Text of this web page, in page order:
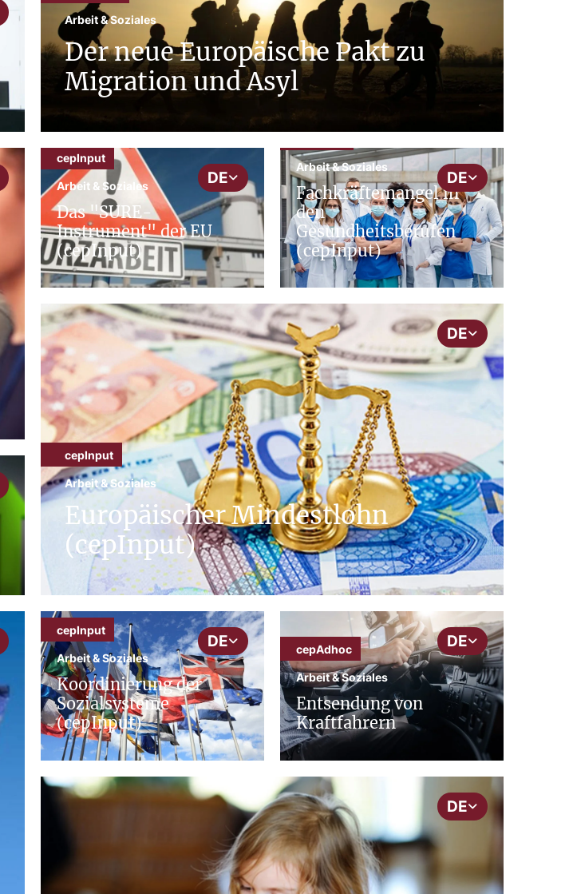
Arbeit & Soziales
Der neue Europäische Pakt zu
Migration und Asyl
DE
cepInput
Arbeit & Soziales
Das "SURE-
Instrument" der EU
(cepInput)
DE
Arbeit & Soziales
Fachkräftemangel in
den
Gesundheitsberufen
(cepInput)
DE
cepInput
Arbeit & Soziales
Europäischer Mindestlohn
(cepInput)
DE
cepInput
Arbeit & Soziales
Koordinierung der
Sozialsysteme
(cepInput)
DE
cepAdhoc
Arbeit & Soziales
Entsendung von
Kraftfahrern
DE